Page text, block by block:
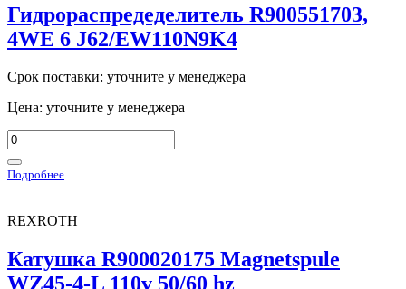
Гидрораспредеделитель R900551703,
4WE 6 J62/EW110N9K4
Срок поставки: уточните у менеджера
Цена: уточните у менеджера
Подробнее
REXROTH
Катушка R900020175 Magnetspule
WZ45-4-L 110v 50/60 hz